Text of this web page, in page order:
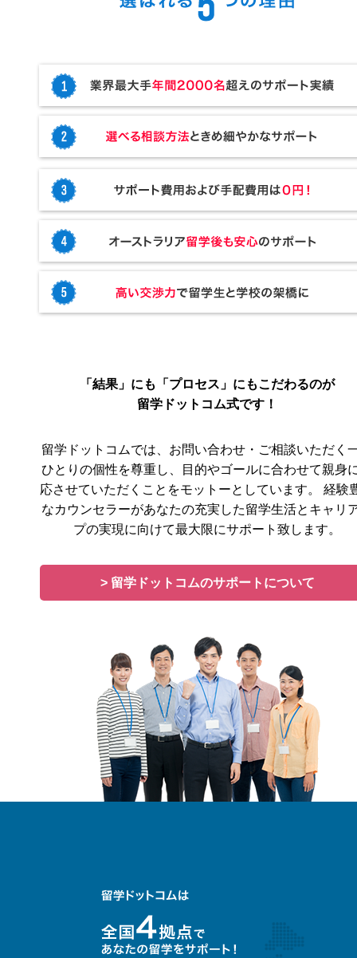
「結果」にも「プロセス」にもこだわるのが
留学ドットコム式です！
留学ドットコムでは、お問い合わせ・ご相談いただく
ひとりの個性を尊重し、目的やゴールに合わせて親身
応させていただくことをモットーとしています。 経験
なカウンセラーがあなたの充実した留学生活とキャリ
プの実現に向けて最大限にサポート致します。
> 留学ドットコムのサポートについて